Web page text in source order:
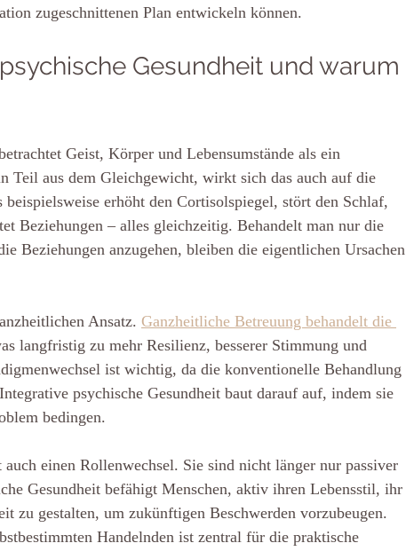
zugeschnittenen Plan entwickeln können.
Gesundheit und warum
Geist, Körper und Lebensumstände als ein
Teil aus dem Gleichgewicht, wirkt sich das auch auf die
beispielsweise erhöht den Cortisolspiegel, stört den Schlaf,
Beziehungen – alles gleichzeitig. Behandelt man nur die
Beziehungen anzugehen, bleiben die eigentlichen Ursachen
Ansatz. Ganzheitliche Betreuung behandelt die
langfristig zu mehr Resilienz, besserer Stimmung und
ist wichtig, da die konventionelle Behandlung
psychische Gesundheit baut darauf auf, indem sie
bedingen.
einen Rollenwechsel. Sie sind nicht länger nur passiver
Gesundheit befähigt Menschen, aktiv ihren Lebensstil, ihr
zu gestalten, um zukünftigen Beschwerden vorzubeugen.
Handelnden ist zentral für die praktische